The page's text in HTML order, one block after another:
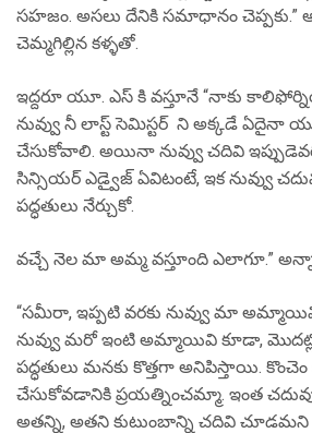
సహజం. అసలు దేనికి సమాధానం
చెమ్మగిల్లిన కళ్ళతో.
ఇద్దరూ యూ. ఎస్ కి వస్తూనే “నాకు
నువ్వు నీ లాస్ట్ సెమిస్టర్ ని అక్కడే ఏదైనా
చేసుకోవాలి. అయినా నువ్వు చదివి
సిన్సియర్ ఎడ్వైజ్ ఏవిటంటే, ఇక నువ్వు
పద్ధతులు నేర్చుకో.
వచ్చే నెల మా అమ్మ వస్తూంది ఎలాగూ.”
“సమీరా, ఇప్పటి వరకు నువ్వు మా
నువ్వు మరో ఇంటి అమ్మాయివి కూడా,
పద్ధతులు మనకు కొత్తగా అనిపిస్తాయి. కొంచెం
చేసుకోవడానికి ప్రయత్నించమ్మా. ఇంత
అతన్ని, అతని కుటుంబాన్ని చదివి